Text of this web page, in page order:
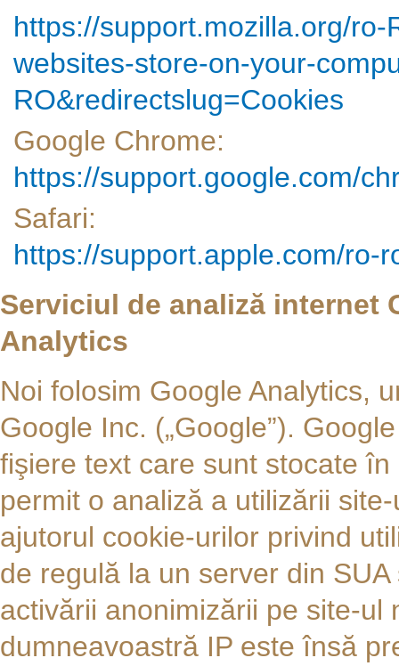
https://support.mozilla.org/
websites-store-on-your-
RO&redirectslug=Cookies
Google Chrome:
https://support.google.com/
Safari:
https://support.apple.com/ro-
Serviciul de analiză internet
Analytics
Noi folosim Google Analytics,
Google Inc. („Google”).
fişiere text care sunt stocate
permit o analiză a utilizării
ajutorul cookie-urilor privind
de regulă la un server din
activării anonimizării pe site-ul
dumneavoastră IP este însă